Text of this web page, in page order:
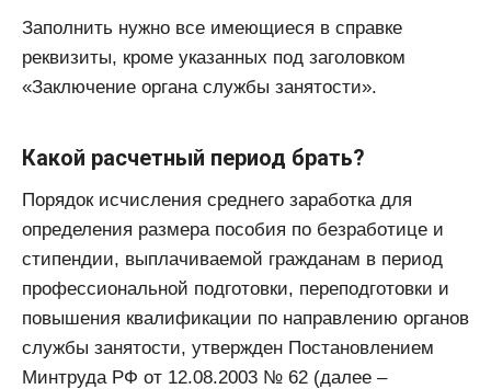
Заполнить нужно все имеющиеся в справке
реквизиты, кроме указанных под заголовком
«Заключение органа службы занятости».
Какой расчетный период брать?
Порядок исчисления среднего заработка для
определения размера пособия по безработице и
стипендии, выплачиваемой гражданам в период
профессиональной подготовки, переподготовки и
повышения квалификации по направлению органов
службы занятости, утвержден Постановлением
Минтруда РФ от 12.08.2003 № 62 (далее –